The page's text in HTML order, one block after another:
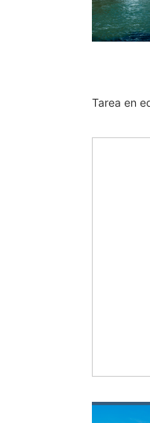
Tarea en